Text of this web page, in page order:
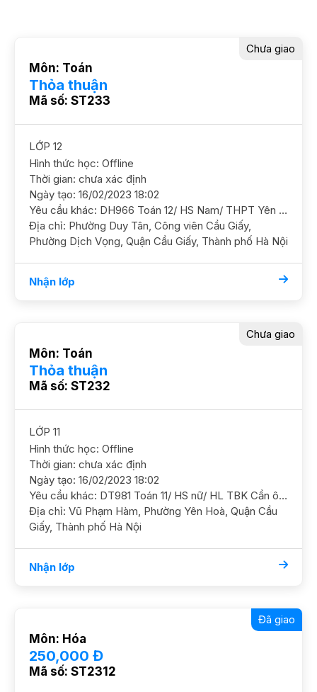
Môn: Toán
Thỏa thuận
Mã số: ST233
Chưa giao
LỚP 12
Hình thức học: Offline
Thời gian: chưa xác định
Ngày tạo: 16/02/2023 18:02
Yêu cầu khác: DH966 Toán 12/ HS Nam/ THPT Yên Hòa/ HL KHá Cần GS ôn luyện cấp tốc thi ĐGNL vào tháng 3 Dạy tại nhà gần Công viên Cầu Giấy GS nam nữ ok. HS rảnh chiều 4,5,6, cả ngày T7,CN, tối t2,t4 Học phí 180 - 250k/2h
Địa chỉ: Phường Duy Tân, Công viên Cầu Giấy,
Phường Dịch Vọng, Quận Cầu Giấy, Thành phố Hà Nội
Nhận lớp
Môn: Toán
Thỏa thuận
Mã số: ST232
Chưa giao
LỚP 11
Hình thức học: Offline
Thời gian: chưa xác định
Ngày tạo: 16/02/2023 18:02
Yêu cầu khác: DT981 Toán 11/ HS nữ/ HL TBK Cần ôn luyện chắc cơ bản và nâng cao dần GS NỮ, PH thích SP ĐC Vũ Phạm Hàm, Yên Hòa, Cầu Giấy
Địa chỉ: Vũ Phạm Hàm, Phường Yên Hoà, Quận Cầu
Giấy, Thành phố Hà Nội
Nhận lớp
Môn: Hóa
250,000 Đ
Mã số: ST2312
Đã giao